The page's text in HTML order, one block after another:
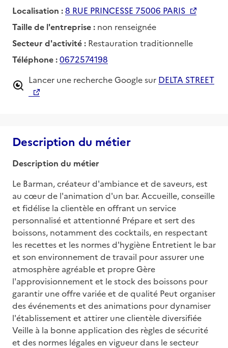
Localisation :8 RUE PRINCESSE 75006 PARIS
Taille de l'entreprise : non renseignée
Secteur d'activité : Restauration traditionnelle
Téléphone :0672574198
Lancer une recherche Google sur DELTA STREET
Description du métier
Description du métier
Le Barman, créateur d'ambiance et de saveurs, est
au cœur de l'animation d'un bar. Accueille, conseille
et fidélise la clientèle en offrant un service
personnalisé et attentionné Prépare et sert des
boissons, notamment des cocktails, en respectant
les recettes et les normes d'hygiène Entretient le bar
et son environnement de travail pour assurer une
atmosphère agréable et propre Gère
l'approvisionnement et le stock des boissons pour
garantir une offre variée et de qualité Peut organiser
des événements et des animations pour dynamiser
l'établissement et attirer une clientèle diversifiée
Veille à la bonne application des règles de sécurité
et des normes légales en vigueur dans le secteur